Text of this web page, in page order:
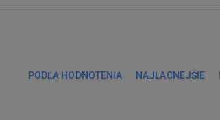
PODĽA HODNOTENIA NAJLACNEJŠIE